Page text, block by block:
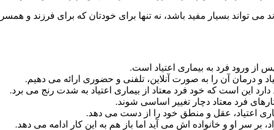
می تواند بسیار مفید باشد، نه تنها برای خودتان که برای فرزند و
از ورود فرد به بیماری اعتیاد است.
و درمان آن را به صورت آنلاین، تلفنی و حضوری ارائه می دهیم.
دارد این است که خود فرد معتاد از بیماری اعتیاد به شدت رنج می برد.
فرد معتاد دچار تغییر اساسی شوند.
اعتیاد، عقل و منطق خود را از دست می دهد.
بر سر او و خانواده اش می آید اما باز هم به این کار ادامه می دهد.